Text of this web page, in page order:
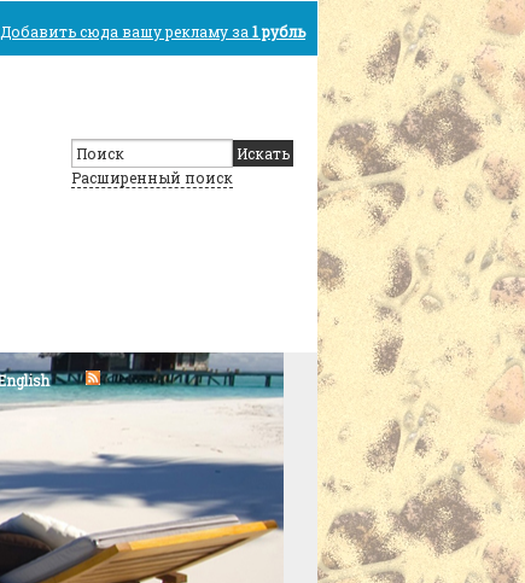
Добавить сюда вашу рекламу за 1 рубль
Расширенный поиск